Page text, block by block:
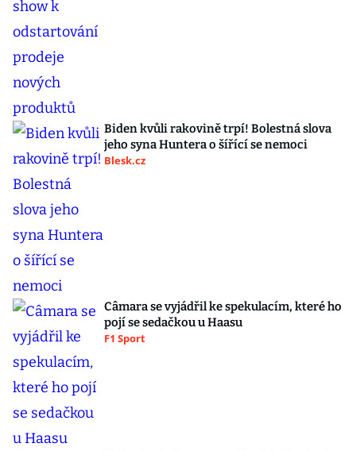
Biden kvůli rakovině trpí! Bolestná slova
jeho syna Huntera o šířící se nemoci
Blesk.cz
Câmara se vyjádřil ke spekulacím, které ho
pojí se sedačkou u Haasu
F1 Sport